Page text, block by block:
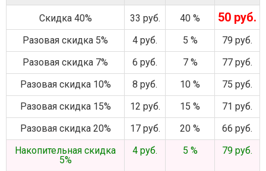
Скидка 40% 33 руб. 40 % 50 руб.
Разовая скидка 5% 4 руб. 5 %
79 руб.
Разовая скидка 7%
6 руб. 7 %
77 руб.
Разовая скидка 10%
8 руб. 10 %
75 руб.
Разовая скидка 15%
12 руб. 15 %
71 руб.
Разовая скидка 20%
17 руб. 20 %
66 руб.
Накопительная скидка
5%
4 руб. 5 % 79 руб.